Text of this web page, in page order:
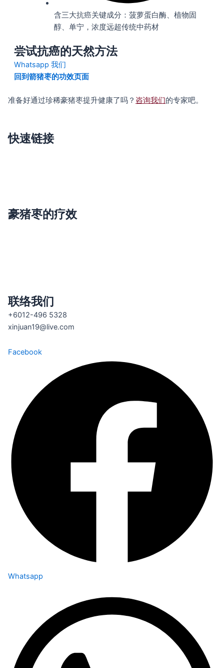
含三大抗癌关键成分：菠萝蛋白酶、植物固
醇、单宁，浓度远超传统中药材
尝试抗癌的天然方法
Whatsapp 我们
回到箭猪枣的功效页面
准备好通过珍稀豪猪枣提升健康了吗？ 咨询我们的专家吧。
快速链接
豪猪枣的疗效
联络我们
+6012-496 5328
xinjuan19@live.com
Facebook
Whatsapp